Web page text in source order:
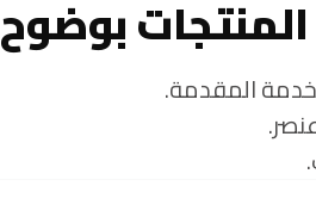
بوضوح
المقدمة.